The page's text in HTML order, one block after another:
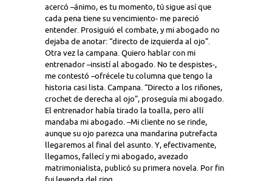
acercó –ánimo, es tu momento, tú sigue así que
cada pena tiene su vencimiento- me pareció
entender. Prosiguió el combate, y mi abogado no
dejaba de anotar: “directo de izquierda al ojo”.
Otra vez la campana. Quiero hablar con mi
entrenador –insistí al abogado. No te despistes-,
me contestó –ofrécele tu columna que tengo la
historia casi lista. Campana. “Directo a los riñones,
crochet de derecha al ojo”, proseguía mi abogado.
El entrenador había tirado la toalla, pero allí
mandaba mi abogado. –Mi cliente no se rinde,
aunque su ojo parezca una mandarina putrefacta
llegaremos al final del asunto. Y, efectivamente,
llegamos, fallecí y mi abogado, avezado
matrimonialista, publicó su primera novela. Por fin
fui leyenda del ring.